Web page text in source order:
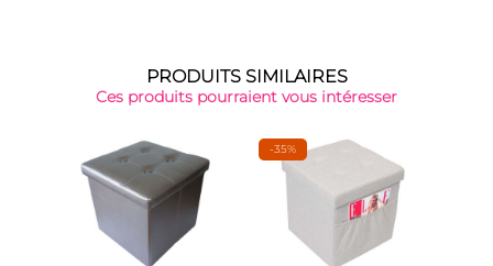
PRODUITS SIMILAIRES
Ces produits pourraient vous intéresser
-35%